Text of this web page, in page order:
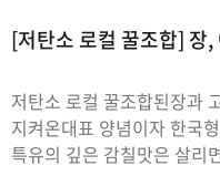
[저탄소 로컬 꿀조합] 장
저탄소 로컬 꿀조합된장과
지켜온대표 양념이자 한국
특유의 깊은 감칠맛은 살리